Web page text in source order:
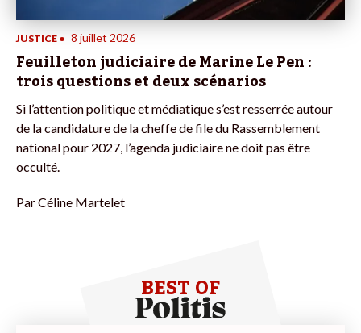
JUSTICE • 8 juillet 2026
Feuilleton judiciaire de Marine Le Pen :
trois questions et deux scénarios
Si l’attention politique et médiatique s’est resserrée autour
de la candidature de la cheffe de file du Rassemblement
national pour 2027, l’agenda judiciaire ne doit pas être
occulté.
ParCéline Martelet
BEST OF